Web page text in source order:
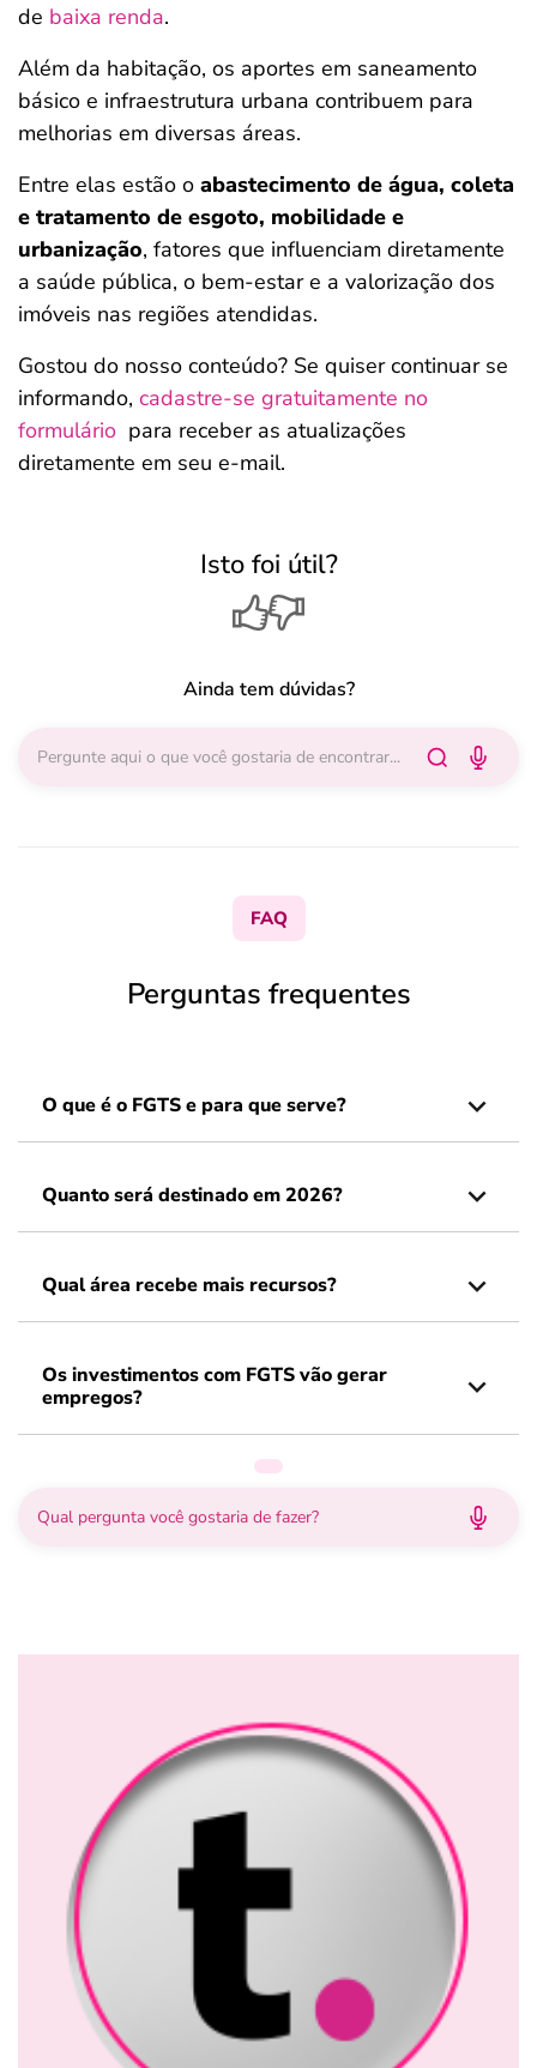
de baixa renda.
Além da habitação, os aportes em saneamento
básico e infraestrutura urbana contribuem para
melhorias em diversas áreas.
Entre elas estão o abastecimento de água, coleta
e tratamento de esgoto, mobilidade e
urbanização, fatores que influenciam diretamente
a saúde pública, o bem-estar e a valorização dos
imóveis nas regiões atendidas.
Gostou do nosso conteúdo? Se quiser continuar se
informando, cadastre-se gratuitamente no
formulário para receber as atualizações
diretamente em seu e-mail.
Isto foi útil?
Ainda tem dúvidas?
FAQ
Perguntas frequentes
O que é o FGTS e para que serve?
Quanto será destinado em 2026?
Qual área recebe mais recursos?
Os investimentos com FGTS vão gerar
empregos?